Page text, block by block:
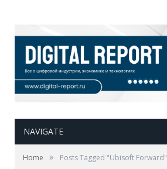
NAVIGATE
Home » Posts Tagged "Ubisoft Forward"